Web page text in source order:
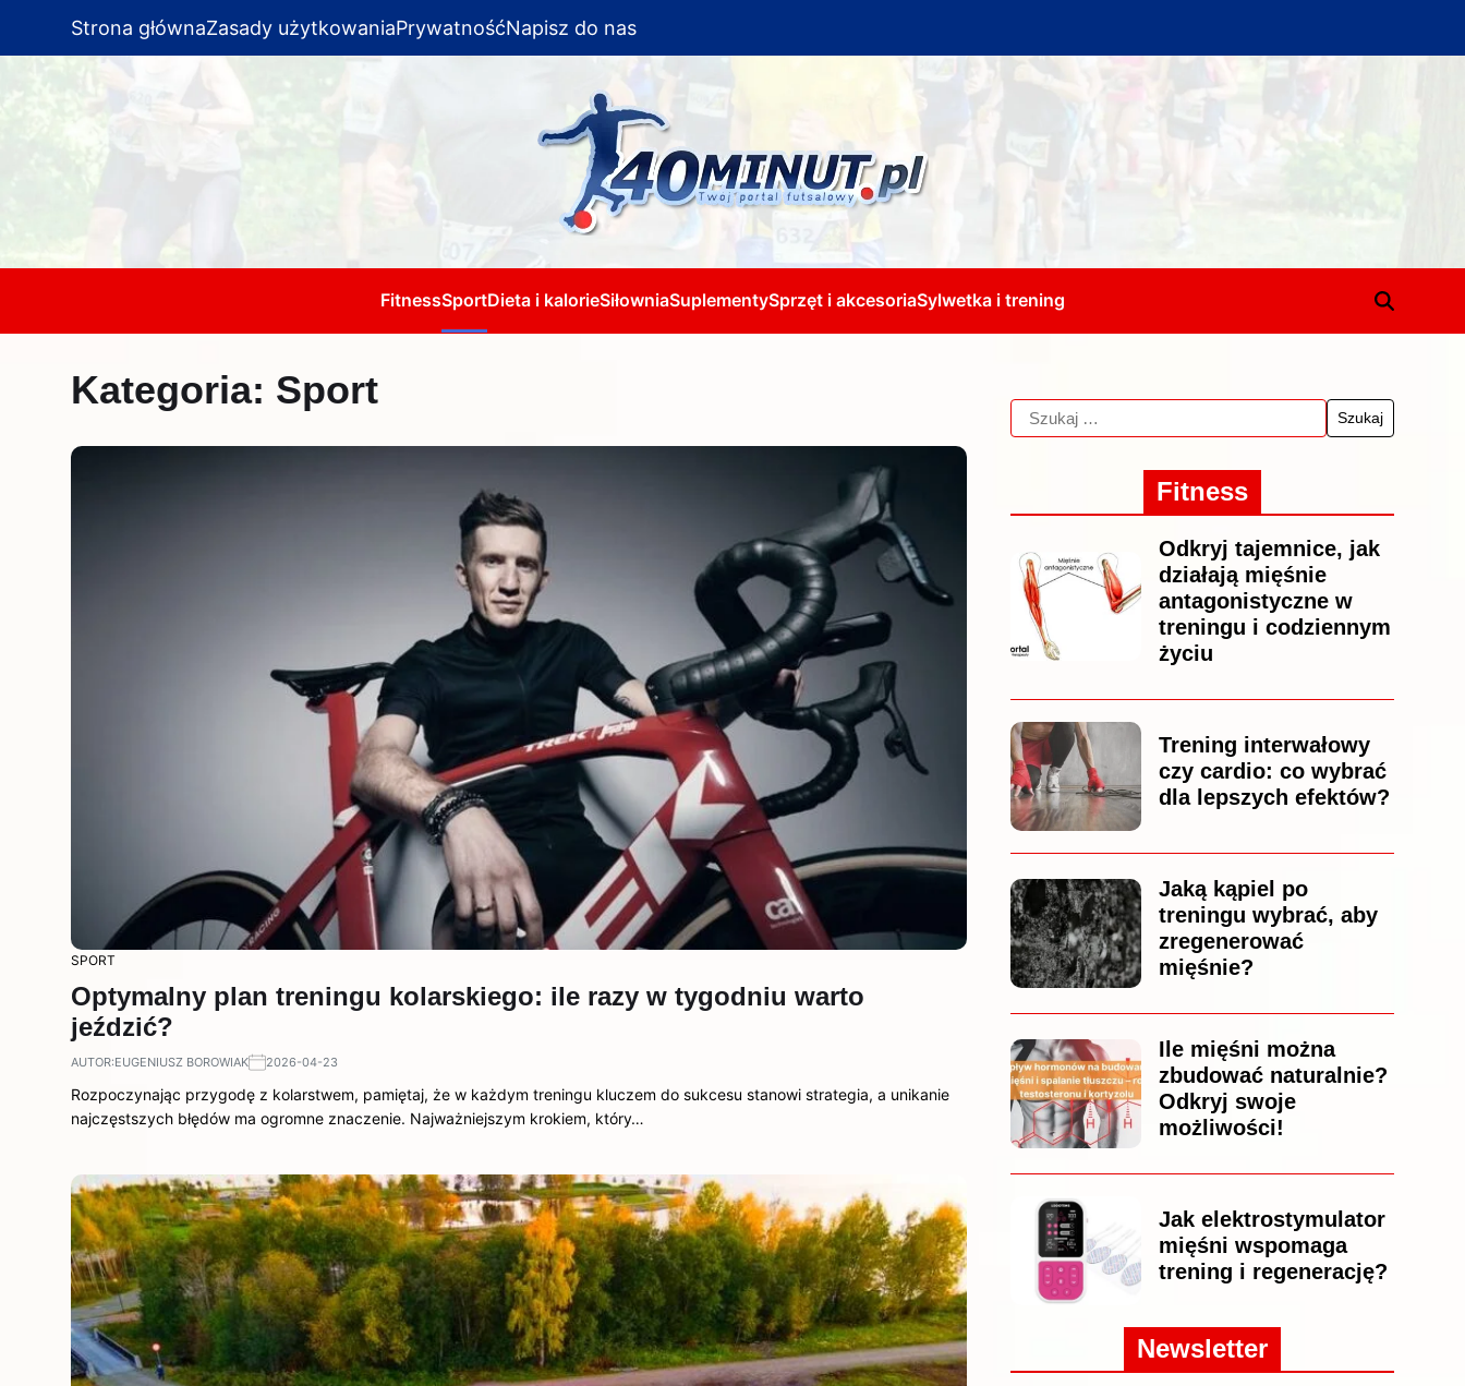
Strona głównaZasady użytkowaniaPrywatnośćNapisz do nas
FitnessSportDieta i kalorieSiłowniaSuplementySprzęt i akcesoriaSylwetka i trening
Kategoria: Sport
SPORT
Optymalny plan treningu kolarskiego: ile razy w tygodniu warto
jeździć?
AUTOR:EUGENIUSZ BOROWIAK 2026-04-23
Rozpoczynając przygodę z kolarstwem, pamiętaj, że w każdym treningu kluczem do sukcesu stanowi strategia, a unikanie
najczęstszych błędów ma ogromne znaczenie. Najważniejszym krokiem, który…
Fitness
Odkryj tajemnice, jak
działają mięśnie
antagonistyczne w
treningu i codziennym
życiu
Trening interwałowy
czy cardio: co wybrać
dla lepszych efektów?
Jaką kąpiel po
treningu wybrać, aby
zregenerować
mięśnie?
Ile mięśni można
zbudować naturalnie?
Odkryj swoje
możliwości!
Jak elektrostymulator
mięśni wspomaga
trening i regenerację?
Newsletter